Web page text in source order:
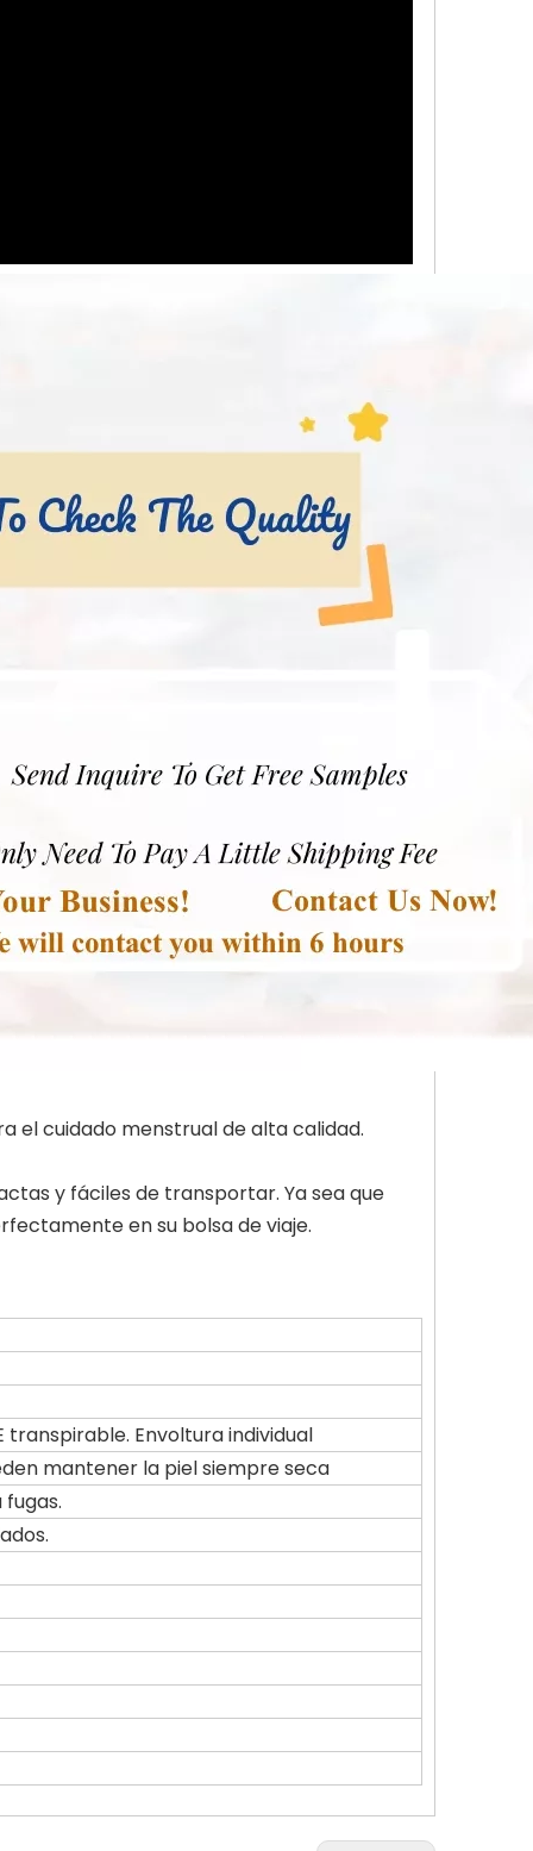
el cuidado menstrual de alta calidad.
y fáciles de transportar. Ya sea que
en su bolsa de viaje.
transpirable. Envoltura individual
mantener la piel siempre seca